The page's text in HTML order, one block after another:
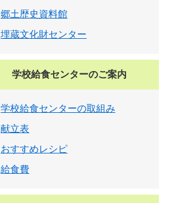
郷土歴史資料館
埋蔵文化財センター
学校給食センターのご案内
学校給食センターの取組み
献立表
おすすめレシピ
給食費